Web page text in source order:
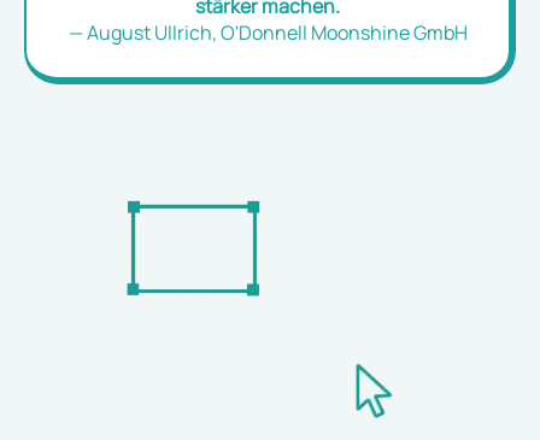
stärker machen.
— August Ullrich, O'Donnell Moonshine GmbH